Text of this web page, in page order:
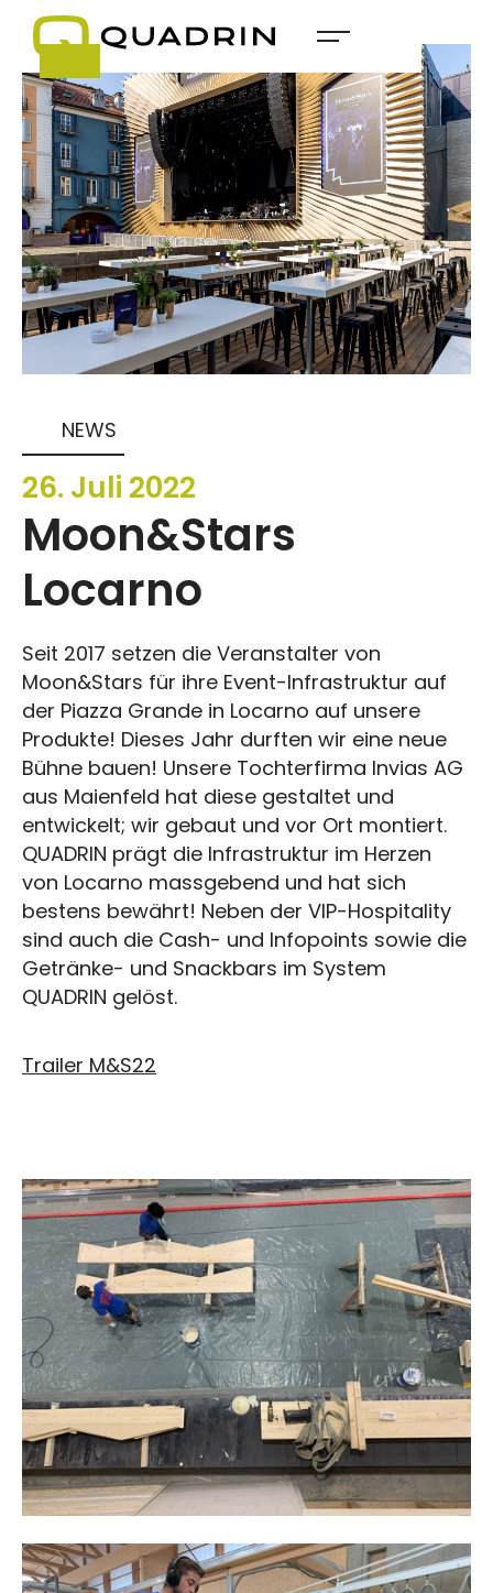
NEWS
26. Juli 2022
Moon&Stars
Locarno
Seit 2017 setzen die Veranstalter von
Moon&Stars für ihre Event-Infrastruktur auf
der Piazza Grande in Locarno auf unsere
Produkte! Dieses Jahr durften wir eine neue
Bühne bauen! Unsere Tochterfirma Invias AG
aus Maienfeld hat diese gestaltet und
entwickelt; wir gebaut und vor Ort montiert.
QUADRIN prägt die Infrastruktur im Herzen
von Locarno massgebend und hat sich
bestens bewährt! Neben der VIP-Hospitality
sind auch die Cash- und Infopoints sowie die
Getränke- und Snackbars im System
QUADRIN gelöst.
Trailer M&S22